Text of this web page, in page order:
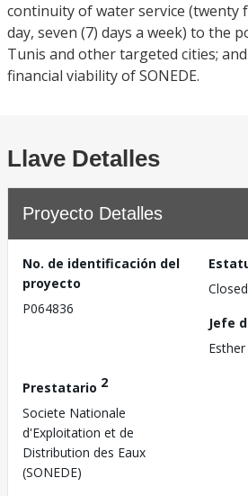
continuity of water service (twenty
day, seven (7) days a week) to the
Tunis and other targeted cities;
financial viability of SONEDE.
Llave Detalles
Proyecto Detalles
No. de identificación del
proyecto
P064836
Closed
Jefe
Prestatario 2
Societe Nationale
d'Exploitation et de
Distribution des Eaux
(SONEDE)